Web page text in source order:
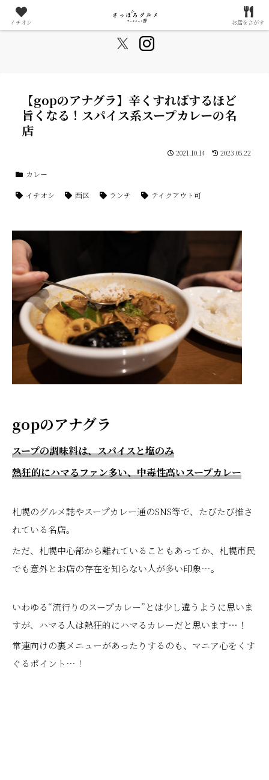
札幌が好きすぎる20代夫婦によるグルメ情報まとめサイト
【gopのアナグラ】辛くすればするほど
旨くなる！スパイス系スープカレーの名
店
2021.10.14 2023.05.22
カレー
イチオシ 西区 ランチ テイクアウト可
gopのアナグラ
スープの調味料は、スパイスと塩のみ
熱狂的にハマるファン多い、中毒性高いスープカレー
札幌のグルメ誌やスープカレー通のSNS等で、たびたび推さ
れている名店。
ただ、札幌中心部から離れていることもあってか、札幌市民
でも意外とお店の存在を知らない人が多い印象…。
いわゆる“流行りのスープカレー”とは少し違うように思いま
すが、ハマる人は熱狂的にハマるカレーだと思います…！
常連向けの裏メニューがあったりするのも、マニア心をくす
ぐるポイント…！
イチオシ お店をさがす